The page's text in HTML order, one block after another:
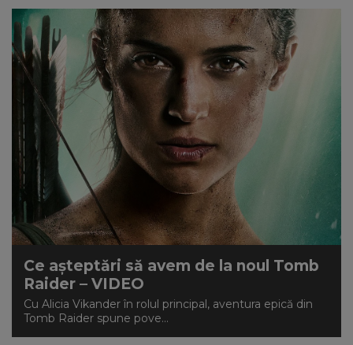
TIC TALK
CÂȘTIGĂ
HOT 30
DANCEFLOOR CHART
RADIO ACADEMY
NEWS
CONTUL MEU
Ce așteptări să avem de la noul Tomb
Raider – VIDEO
Cu Alicia Vikander în rolul principal, aventura epică din
Tomb Raider spune pove...